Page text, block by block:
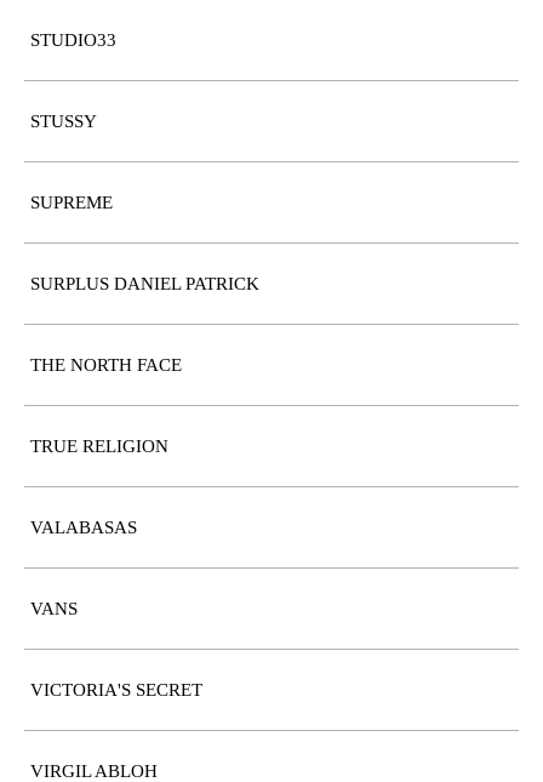
STUDIO33
STUSSY
SUPREME
SURPLUS DANIEL PATRICK
THE NORTH FACE
TRUE RELIGION
VALABASAS
VANS
VICTORIA'S SECRET
VIRGIL ABLOH